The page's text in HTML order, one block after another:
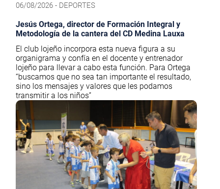
06/08/2026 - DEPORTES
Jesús Ortega, director de Formación Integral y
Metodología de la cantera del CD Medina Lauxa
El club lojeño incorpora esta nueva figura a su
organigrama y confía en el docente y entrenador
lojeño para llevar a cabo esta función. Para Ortega
“buscamos que no sea tan importante el resultado,
sino los mensajes y valores que les podamos
transmitir a los niños”